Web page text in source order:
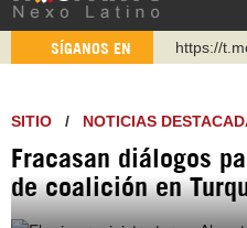
SÍGANOS EN
https://
Instagram
https://
https://
SITIO / NOTICIAS
Fracasan diálogos
de coalición en